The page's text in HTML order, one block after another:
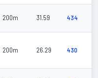
200m 31.59 434
200m 26.29 430